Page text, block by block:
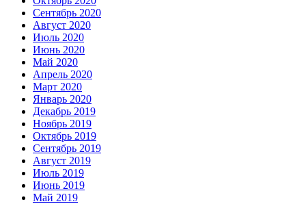
Сентябрь 2020
Август 2020
Июль 2020
Июнь 2020
Май 2020
Апрель 2020
Март 2020
Январь 2020
Декабрь 2019
Ноябрь 2019
Октябрь 2019
Сентябрь 2019
Август 2019
Июль 2019
Июнь 2019
Май 2019